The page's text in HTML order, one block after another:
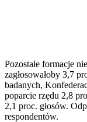
Pozostałe formacje
zagłosowałoby 3,7
badanych,
poparcie rzędu 2,8
2,1 proc. głosów.
respondentów.